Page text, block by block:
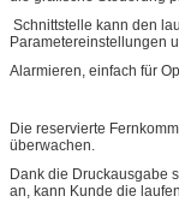
Schnittstelle kann den
Parametereinstellungen
Alarmieren, einfach für
Die reservierte
überwachen.
Dank die Druckausgabe
an, kann Kunde die